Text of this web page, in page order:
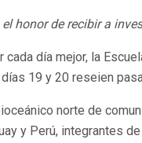
honor de recibir a
cada día mejor, la
19 y 20 reseien
norte de
y Perú, integrantes